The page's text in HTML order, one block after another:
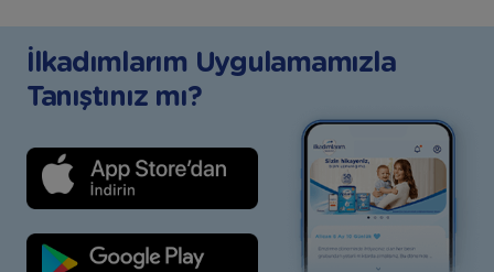
İlkadımlarım Uygulamamızla
Tanıştınız mı?